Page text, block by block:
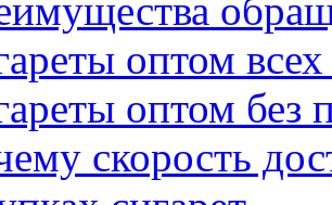
оптом
оптом без
скорость